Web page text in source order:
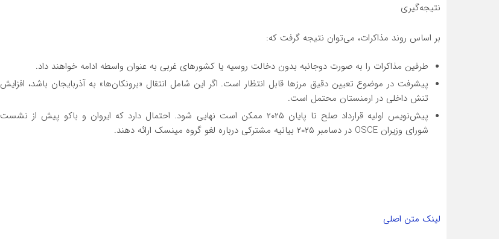
نتیجه‌گیری
بر اساس روند مذاکرات، می‌توان نتیجه گرفت که:
طرفین مذاکرات را به صورت دوجانبه بدون دخالت روسیه یا کشورهای غربی به عنوان واسطه ادامه خواهند داد.
پیشرفت در موضوع تعیین دقیق مرزها قابل انتظار است. اگر این شامل انتقال «برونکان‌ها» به آذربایجان باشد، افزایش
تنش داخلی در ارمنستان محتمل است.
پیش‌نویس اولیه قرارداد صلح تا پایان ۲۰۲۵ ممکن است نهایی شود. احتمال دارد که ایروان و باکو پیش از نشست
شورای وزیران OSCE در دسامبر ۲۰۲۵ بیانیه مشترکی درباره لغو گروه مینسک ارائه دهند.
لینک متن اصلی